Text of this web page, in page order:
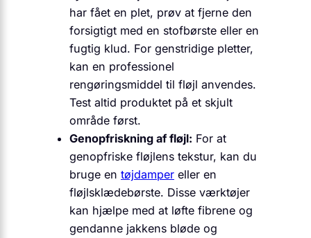
har fået en plet, prøv at fjerne den
forsigtigt med en stofbørste eller en
fugtig klud. For genstridige pletter,
kan en professionel
rengøringsmiddel til fløjl anvendes.
Test altid produktet på et skjult
område først.
Genopfriskning af fløjl: For at
genopfriske fløjlens tekstur, kan du
bruge en tøjdamper eller en
fløjlsklædebørste. Disse værktøjer
kan hjælpe med at løfte fibrene og
gendanne jakkens bløde og